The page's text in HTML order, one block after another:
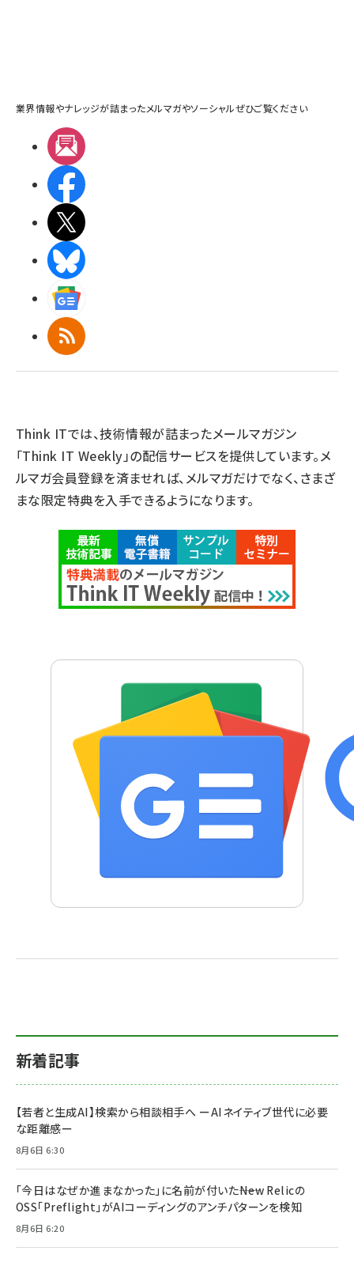
業界情報やナレッジが詰まったメルマガやソーシャルぜひご覧ください
RSS
Think ITでは、技術情報が詰まったメールマガジン
「Think IT Weekly」の配信サービスを提供しています。メ
ルマガ会員登録を済ませれば、メルマガだけでなく、さまざ
まな限定特典を入手できるようになります。
新着記事
【若者と生成AI】検索から相談相手へ ーAIネイティブ世代に必要
な距離感ー
8月6日 6:30
「今日はなぜか進まなかった」に名前が付いた――New Relicの
OSS「Preflight」がAIコーディングのアンチパターンを検知
8月6日 6:20